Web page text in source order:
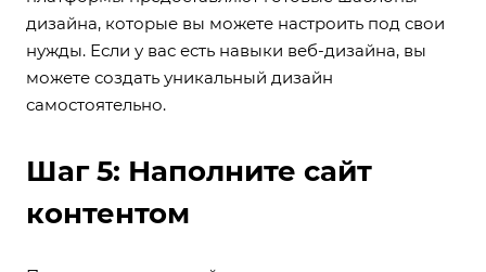
дизайна, которые вы можете настроить под свои
нужды. Если у вас есть навыки веб-дизайна, вы
можете создать уникальный дизайн
самостоятельно.
Шаг 5: Наполните сайт
контентом